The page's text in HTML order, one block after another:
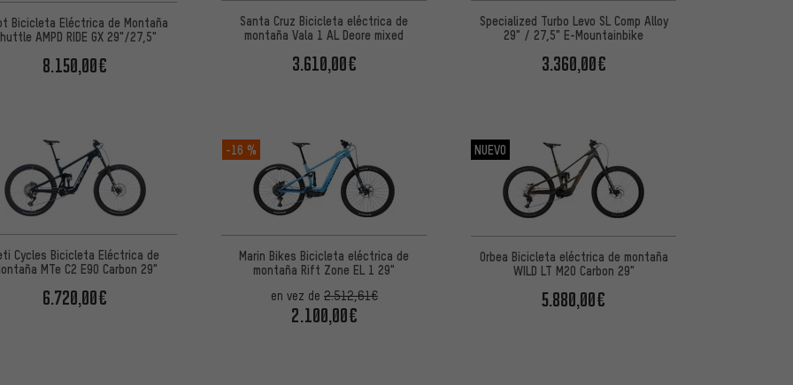
Bicicleta Eléctrica de Montaña
AMPD RIDE GX 29"/27,5"
8.150,00€
Santa Cruz Bicicleta eléctrica de
montaña Vala 1 AL Deore mixed
3.610,00€
Specialized Turbo Levo SL Comp Alloy
29" / 27,5" E-Mountainbike
3.360,00€
Cycles Bicicleta Eléctrica de
MTe C2 E90 Carbon 29"
6.720,00€
-16 %
Marin Bikes Bicicleta eléctrica de
montaña Rift Zone EL 1 29"
en vez de 2.512,61€
2.100,00€
NUEVO
Orbea Bicicleta eléctrica de montaña
WILD LT M20 Carbon 29"
5.880,00€